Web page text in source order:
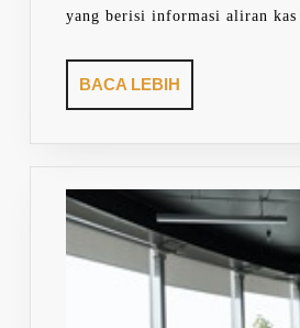
yang berisi informasi aliran kas
BACA LEBIH
LEBIH